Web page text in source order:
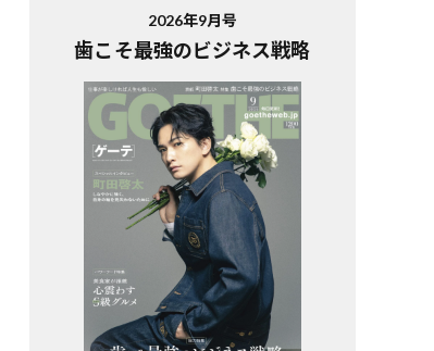
2026年9月号
歯こそ最強のビジネス戦略